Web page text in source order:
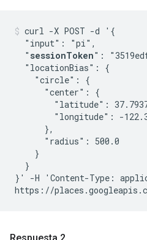
curl -X POST -d '{
  "input": "pi",
  "
sessionToken":
  "locationBias": {
    "circle": {
      "center": {
"latitude":
"longitude": -
      },
      "radius": 500.0
    }
  }
}' -H 'Content-Type: